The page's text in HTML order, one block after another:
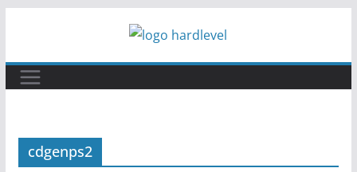
o
conteúdo
cdgenps2